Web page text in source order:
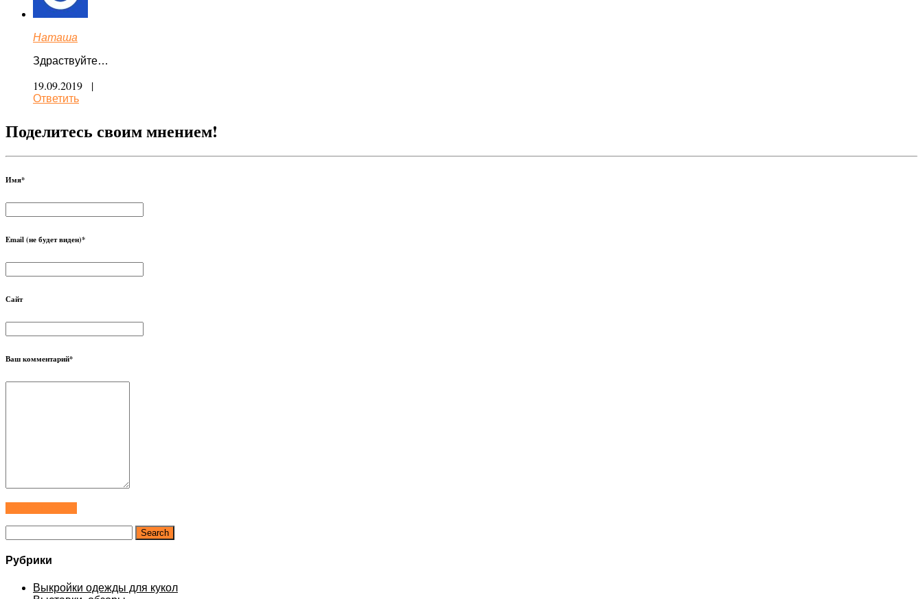
Наташа
Здраствуйте…
19.09.2019 |
Ответить
Поделитесь своим мнением!
Имя*
Email (не будет виден)*
Сайт
Ваш комментарий*
Рубрики
Выкройки одежды для кукол